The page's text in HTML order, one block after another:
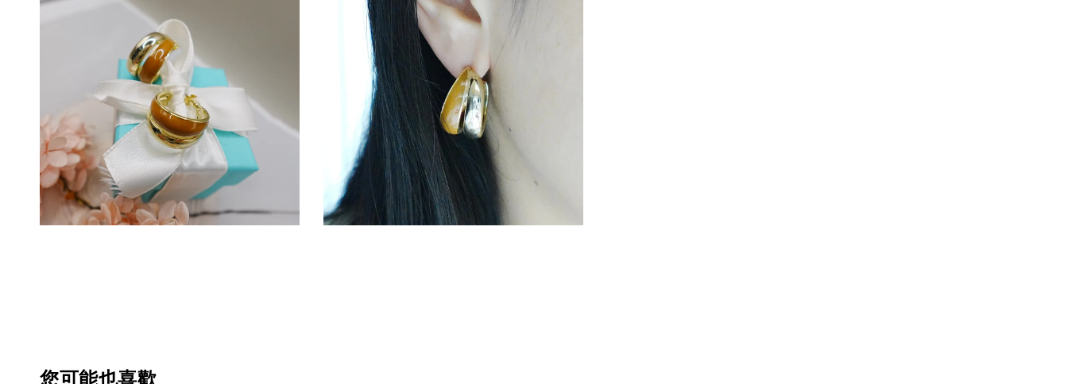
您可能也喜歡